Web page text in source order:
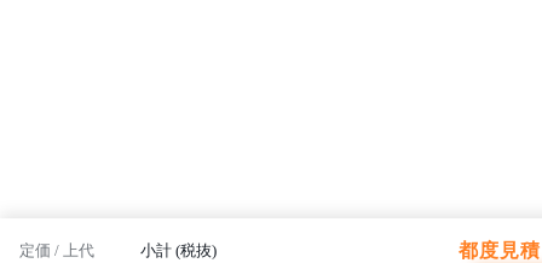
定価 / 上代 小計 (税抜) 都度見